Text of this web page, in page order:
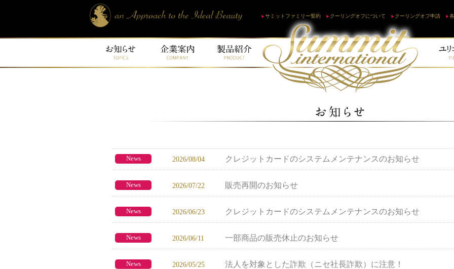
サミットファミリー誓約 クーリングオフについて クーリングオフ申請
News 2026/08/04 クレジットカードのシステムメンテナンスのお知らせ
News 2026/07/22 販売再開のお知らせ
News 2026/06/23 クレジットカードのシステムメンテナンスのお知らせ
News 2026/06/11 一部商品の販売休止のお知らせ
News 2026/05/25 法人を対象とした詐欺（ニセ社長詐欺）に注意！